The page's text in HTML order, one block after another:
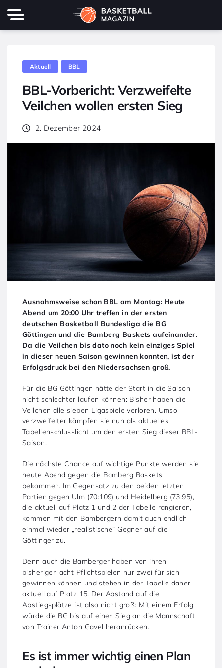
Aktuell BBL
BBL-Vorbericht: Verzweifelte
Veilchen wollen ersten Sieg
2. Dezember 2024
Ausnahmsweise schon BBL am Montag: Heute
Abend um 20:00 Uhr treffen in der ersten
deutschen Basketball Bundesliga die BG
Göttingen und die Bamberg Baskets aufeinander.
Da die Veilchen bis dato noch kein einziges Spiel
in dieser neuen Saison gewinnen konnten, ist der
Erfolgsdruck bei den Niedersachsen groß.
Für die BG Göttingen hätte der Start in die Saison
nicht schlechter laufen können: Bisher haben die
Veilchen alle sieben Ligaspiele verloren. Umso
verzweifelter kämpfen sie nun als aktuelles
Tabellenschlusslicht um den ersten Sieg dieser BBL-
Saison.
Die nächste Chance auf wichtige Punkte werden sie
heute Abend gegen die Bamberg Baskets
bekommen. Im Gegensatz zu den beiden letzten
Partien gegen Ulm (70:109) und Heidelberg (73:95),
die aktuell auf Platz 1 und 2 der Tabelle rangieren,
kommen mit den Bambergern damit auch endlich
einmal wieder „realistische“ Gegner auf die
Göttinger zu.
Denn auch die Bamberger haben von ihren
bisherigen acht Pflichtspielen nur zwei für sich
gewinnen können und stehen in der Tabelle daher
aktuell auf Platz 15. Der Abstand auf die
Abstiegsplätze ist also nicht groß: Mit einem Erfolg
würde die BG bis auf einen Sieg an die Mannschaft
von Trainer Anton Gavel heranrücken.
Es ist immer wichtig einen Plan